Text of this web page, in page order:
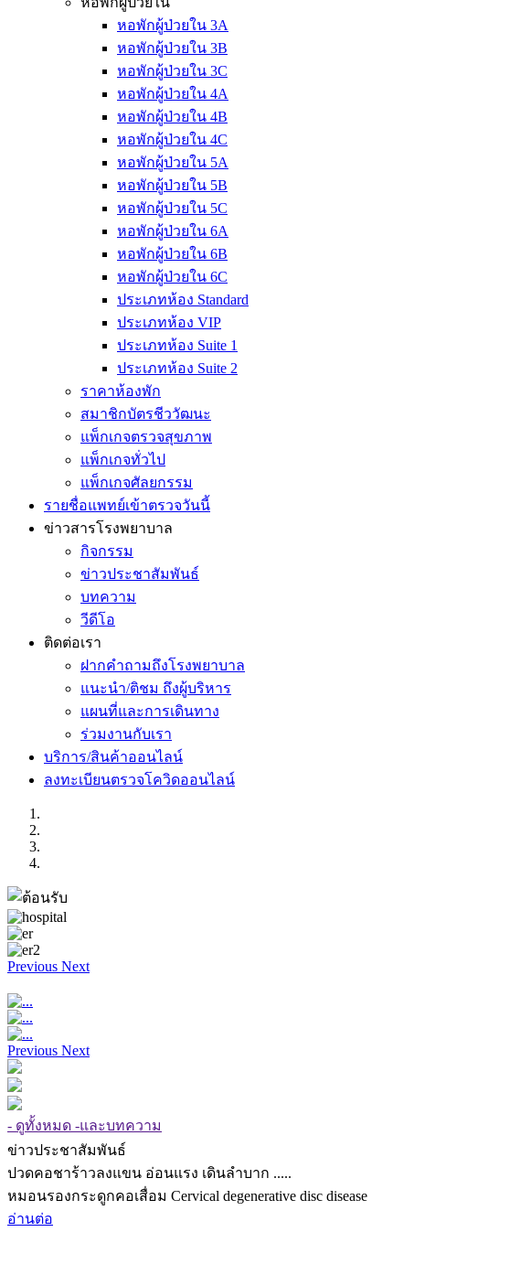
หอพักผู้ป่วยใน 3A
หอพักผู้ป่วยใน 3B
หอพักผู้ป่วยใน 3C
หอพักผู้ป่วยใน 4A
หอพักผู้ป่วยใน 4B
หอพักผู้ป่วยใน 4C
หอพักผู้ป่วยใน 5A
หอพักผู้ป่วยใน 5B
หอพักผู้ป่วยใน 5C
หอพักผู้ป่วยใน 6A
หอพักผู้ป่วยใน 6B
หอพักผู้ป่วยใน 6C
ประเภทห้อง Standard
ประเภทห้อง VIP
ประเภทห้อง Suite 1
ประเภทห้อง Suite 2
ราคาห้องพัก
สมาชิกบัตรชีววัฒนะ
แพ็กเกจตรวจสุขภาพ
แพ็กเกจทั่วไป
แพ็กเกจศัลยกรรม
รายชื่อแพทย์เข้าตรวจวันนี้
ข่าวสารโรงพยาบาล
กิจกรรม
ข่าวประชาสัมพันธ์
บทความ
วีดีโอ
ติดต่อเรา
ฝากคำถามถึงโรงพยาบาล
แนะนำ/ติชม ถึงผู้บริหาร
แผนที่และการเดินทาง
ร่วมงานกับเรา
บริการ/สินค้าออนไลน์
ลงทะเบียนตรวจโควิดออนไลน์
Previous Next
Previous Next
- ดูทั้งหมด -และบทความ
ข่าวประชาสัมพันธ์
ปวดคอชาร้าวลงแขน อ่อนแรง เดินลำบาก .....
หมอนรองกระดูกคอเสื่อม Cervical degenerative disc disease
อ่านต่อ